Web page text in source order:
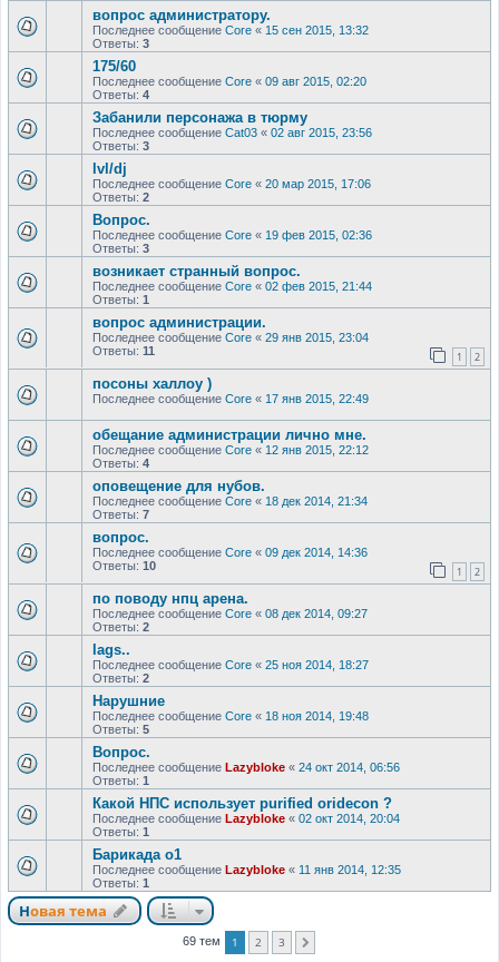
вопрос администратору.
Последнее сообщение Core « 15 сен 2015, 13:32
Ответы: 3
175/60
Последнее сообщение Core « 09 авг 2015, 02:20
Ответы: 4
Забанили персонажа в тюрму
Последнее сообщение Cat03 « 02 авг 2015, 23:56
Ответы: 3
lvl/dj
Последнее сообщение Core « 20 мар 2015, 17:06
Ответы: 2
Вопрос.
Последнее сообщение Core « 19 фев 2015, 02:36
Ответы: 3
возникает странный вопрос.
Последнее сообщение Core « 02 фев 2015, 21:44
Ответы: 1
вопрос администрации.
Последнее сообщение Core « 29 янв 2015, 23:04
Ответы: 11 1 2
посоны халлоу )
Последнее сообщение Core « 17 янв 2015, 22:49
обещание администрации лично мне.
Последнее сообщение Core « 12 янв 2015, 22:12
Ответы: 4
оповещение для нубов.
Последнее сообщение Core « 18 дек 2014, 21:34
Ответы: 7
вопрос.
Последнее сообщение Core « 09 дек 2014, 14:36
Ответы: 10 1 2
по поводу нпц арена.
Последнее сообщение Core « 08 дек 2014, 09:27
Ответы: 2
lags..
Последнее сообщение Core « 25 ноя 2014, 18:27
Ответы: 2
Нарушние
Последнее сообщение Core « 18 ноя 2014, 19:48
Ответы: 5
Вопрос.
Последнее сообщение Lazybloke « 24 окт 2014, 06:56
Ответы: 1
Какой НПС использует purified oridecon ?
Последнее сообщение Lazybloke « 02 окт 2014, 20:04
Ответы: 1
Барикада о1
Последнее сообщение Lazybloke « 11 янв 2014, 12:35
Ответы: 1
Новая тема
69 тем 1 2 3